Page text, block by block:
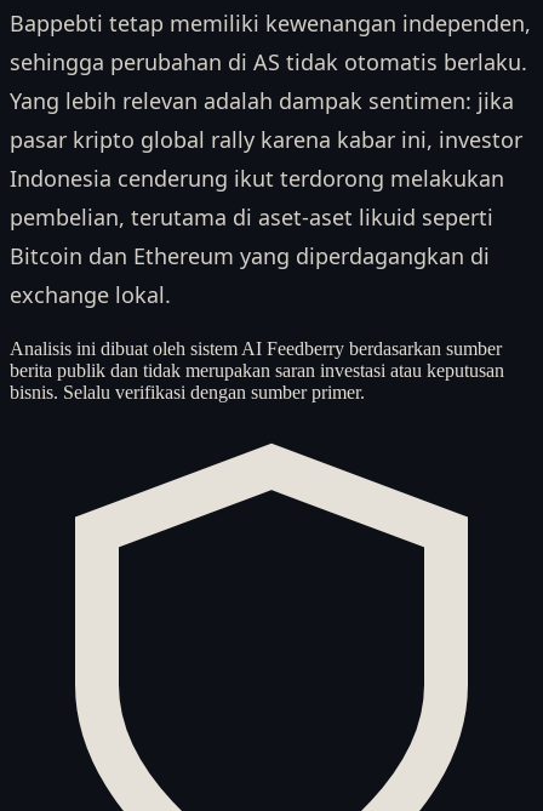
Bappebti tetap memiliki kewenangan independen,
sehingga perubahan di AS tidak otomatis berlaku.
Yang lebih relevan adalah dampak sentimen: jika
pasar kripto global rally karena kabar ini, investor
Indonesia cenderung ikut terdorong melakukan
pembelian, terutama di aset-aset likuid seperti
Bitcoin dan Ethereum yang diperdagangkan di
exchange lokal.
Analisis ini dibuat oleh sistem AI Feedberry berdasarkan sumber
berita publik dan tidak merupakan saran investasi atau keputusan
bisnis. Selalu verifikasi dengan sumber primer.